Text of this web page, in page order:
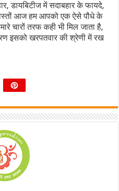
डायबिटीज में सदाबहार के फायदे,
आज हम आपको एक ऐसे पौधे के
चारों तरफ कही भी मिल जाता है,
इसको खरपतवार की श्रेणी में रख